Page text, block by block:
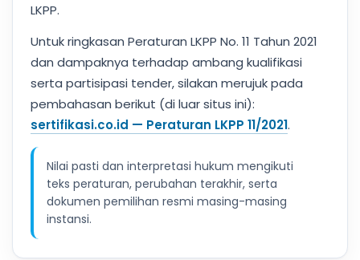
LKPP.
Untuk ringkasan Peraturan LKPP No. 11 Tahun 2021
dan dampaknya terhadap ambang kualifikasi
serta partisipasi tender, silakan merujuk pada
pembahasan berikut (di luar situs ini):
sertifikasi.co.id — Peraturan LKPP 11/2021.
Nilai pasti dan interpretasi hukum mengikuti
teks peraturan, perubahan terakhir, serta
dokumen pemilihan resmi masing-masing
instansi.